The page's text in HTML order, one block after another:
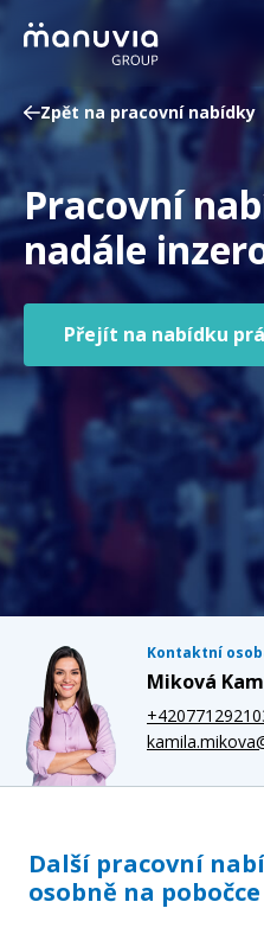
Poradna a články
Pro firmy a
O nás
Čeština
Jazyk
Česká republika
Země
/
Zpět na pracovní nabídky
Pracovní
nadále
Přejít na nabídku
Kontaktní
Miková
Další pracovní
osobně na